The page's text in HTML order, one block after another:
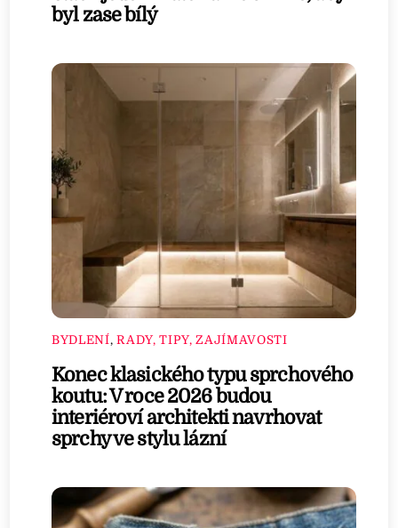
byl zase bílý
BYDLENÍ,RADY, TIPY, ZAJÍMAVOSTI
Konec klasického typu sprchového
koutu: V roce 2026 budou
interiéroví architekti navrhovat
sprchy ve stylu lázní